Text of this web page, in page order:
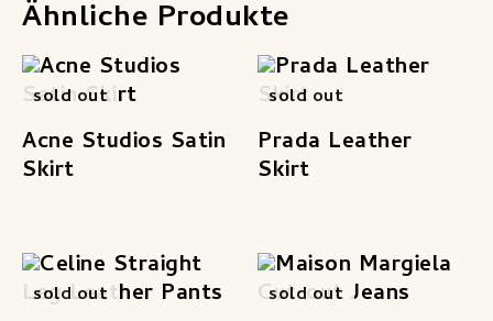
Ähnliche Produkte
sold out
Acne Studios Satin
Skirt
sold out
Prada Leather
Skirt
sold out sold out